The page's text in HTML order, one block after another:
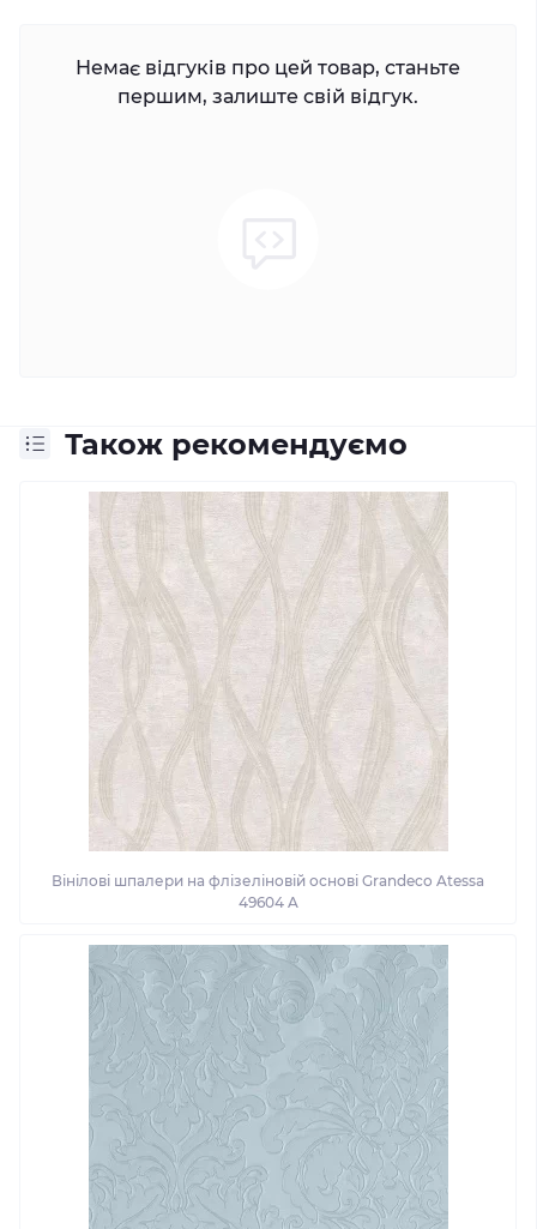
Немає відгуків про цей товар, станьте
першим, залиште свій відгук.
Також рекомендуємо
Вінілові шпалери на флізеліновій основі Grandeco Atessa
49604 A